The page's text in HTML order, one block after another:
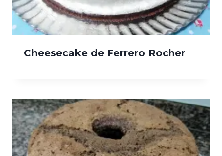
Cheesecake de Ferrero Rocher